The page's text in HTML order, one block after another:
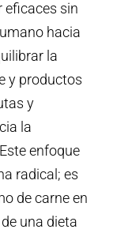
eficaces sin
hacia
la
y productos
y
la
enfoque
radical; es
de carne en
una dieta